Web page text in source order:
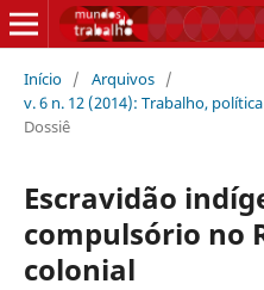
Início / Arquivos /
v. 6 n. 12 (2014): Trabalho,
Dossiê
Escravidão
compulsório no
colonial